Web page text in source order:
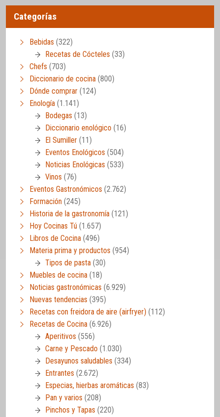
Categorías
Bebidas (322)
Recetas de Cócteles (33)
Chefs (703)
Diccionario de cocina (800)
Dónde comprar (124)
Enología (1.141)
Bodegas (13)
Diccionario enológico (16)
El Sumiller (11)
Eventos Enológicos (504)
Noticias Enológicas (533)
Vinos (76)
Eventos Gastronómicos (2.762)
Formación (245)
Historia de la gastronomía (121)
Hoy Cocinas Tú (1.657)
Libros de Cocina (496)
Materia prima y productos (954)
Tipos de pasta (30)
Muebles de cocina (18)
Noticias gastronómicas (6.929)
Nuevas tendencias (395)
Recetas con freidora de aire (airfryer) (112)
Recetas de Cocina (6.926)
Aperitivos (556)
Carne y Pescado (1.030)
Desayunos saludables (334)
Entrantes (2.672)
Especias, hierbas aromáticas (83)
Pan y varios (208)
Pinchos y Tapas (220)